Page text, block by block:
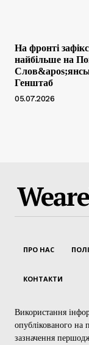
На фронті
найбільше на
Генштаб
05.07.2026
ПРО НАС
КОНТАКТИ
Використання
опублікованого на
зазначення